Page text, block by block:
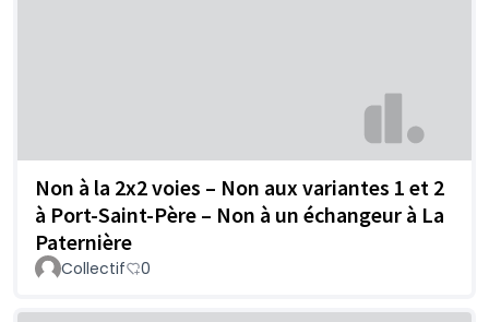
Non à la 2x2 voies – Non aux variantes 1 et 2
à Port-Saint-Père – Non à un échangeur à La
Paternière
Collectif 0